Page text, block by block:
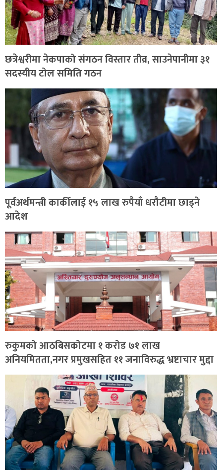
छत्रेश्वरीमा नेकपाको संगठन विस्तार तीव्र, साउनेपानीमा ३१
सदस्यीय टोल समिति गठन
पूर्वअर्थमन्त्री कार्कीलाई १५ लाख रुपैयाँ धरौटीमा छाड्ने
आदेश
रुकुमको आठबिसकोटमा १ करोड ७१ लाख
अनियमितता,नगर प्रमुखसहित ११ जनाविरुद्ध भ्रष्टाचार मुद्दा